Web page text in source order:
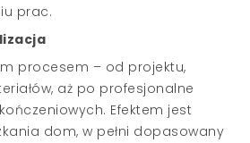
prac.
procesem – od projektu,
aż po profesjonalne
Efektem jest
dom, w pełni dopasowany